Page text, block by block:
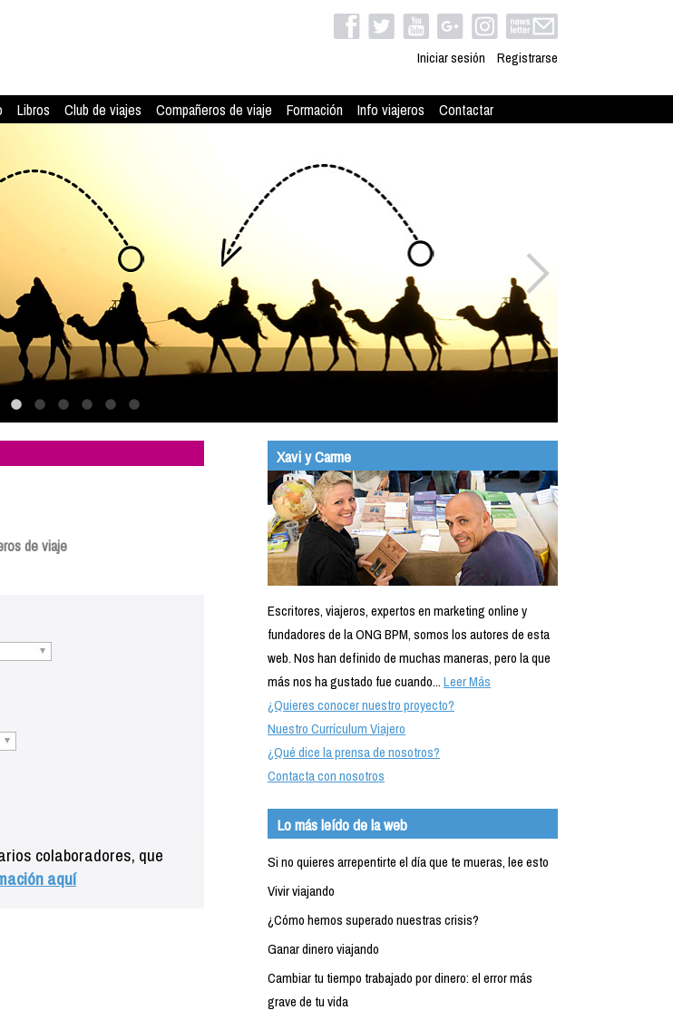
Iniciar sesión Registrarse
Libros Club de viajes Compañeros de viaje Formación Info viajeros Contactar
de viaje
colaboradores, que
aquí
Xavi y Carme
Escritores, viajeros, expertos en marketing online y
fundadores de la ONG BPM, somos los autores de esta
web. Nos han definido de muchas maneras, pero la que
más nos ha gustado fue cuando...Leer Más
¿Quieres conocer nuestro proyecto?
Nuestro Currículum Viajero
¿Qué dice la prensa de nosotros?
Contacta con nosotros
Lo más leído de la web
Si no quieres arrepentirte el día que te mueras, lee esto
Vivir viajando
¿Cómo hemos superado nuestras crisis?
Ganar dinero viajando
Cambiar tu tiempo trabajado por dinero: el error más
grave de tu vida